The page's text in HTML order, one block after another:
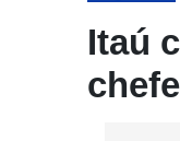
Itaú